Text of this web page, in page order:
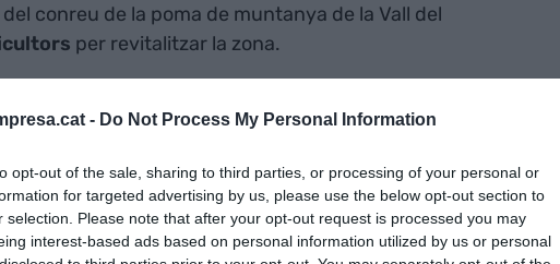
- Do Not Process My Personal Information
opt-out of the sale, sharing to third parties, or processing of your personal or
for targeted advertising by us, please use the below opt-out section to
selection. Please note that after your opt-out request is processed you may
interest-based ads based on personal information utilized by us or personal
conreu de la poma de muntanya de la Vall del
per revitalitzar la zona.
de la
la Vall del
nous
la zona